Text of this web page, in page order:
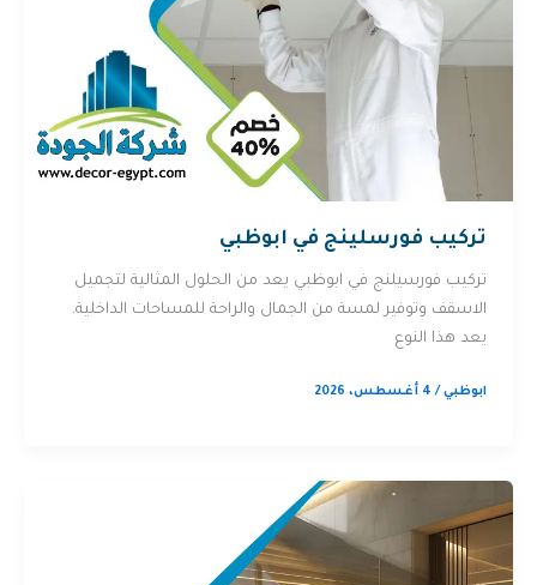
تركيب فورسلينج في ابوظبي
تركيب فورسيلنج في ابوظبي يعد من الحلول المثالية لتجميل
الاسقف وتوفير لمسة من الجمال والراحة للمساحات الداخلية.
يعد هذا النوع
ابوظبي/ 4 أغسطس، 2026